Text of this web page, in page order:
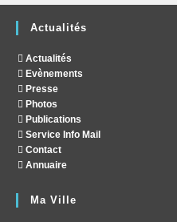
Actualités
Actualités
Evènements
Presse
Photos
Publications
Service Info Mail
Contact
Annuaire
Ma Ville